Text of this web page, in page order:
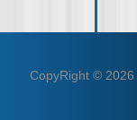
CopyRight © 2026